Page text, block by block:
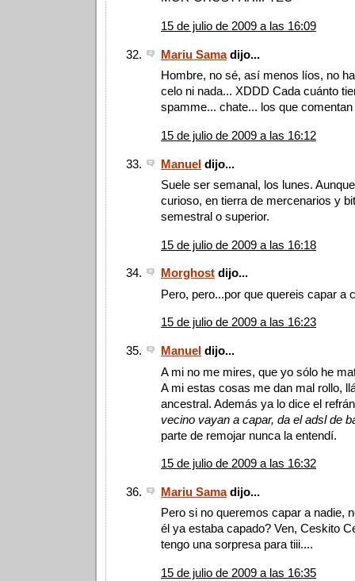
15 de julio de 2009 a las 16:09
Mariu Samadijo...
Hombre, no sé, así menos líos, no
celo ni nada... XDDD Cada cuánto
spamme... chate... los que
15 de julio de 2009 a las 16:12
Manuel dijo...
Suele ser semanal, los lunes.
curioso, en tierra de mercenarios y
semestral o superior.
15 de julio de 2009 a las 16:18
Morghost dijo...
Pero, pero...por que quereis capar a
15 de julio de 2009 a las 16:23
Manuel dijo...
A mi no me mires, que yo sólo he
A mi estas cosas me dan mal rollo,
ancestral. Además ya lo dice el
vecino vayan a capar, da el adsl de
parte de remojar nunca la entendí.
15 de julio de 2009 a las 16:32
Mariu Samadijo...
Pero si no queremos capar a nadie,
él ya estaba capado? Ven, Ceskito
tengo una sorpresa para tiii....
15 de julio de 2009 a las 16:35